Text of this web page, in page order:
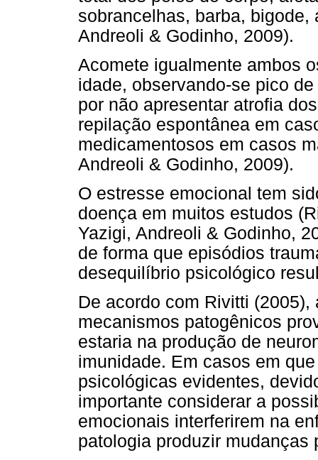
sobrancelhas, barba,
Andreoli & Godinho, 2009).
Acomete igualmente ambos
idade, observando-se pico
por não apresentar atrofia
repilação espontânea em
medicamentosos em casos
Andreoli & Godinho, 2009).
O estresse emocional tem
doença em muitos estudos
Yazigi, Andreoli & Godinho,
de forma que episódios
desequilíbrio psicológico
De acordo com Rivitti
mecanismos patogênicos
estaria na produção de
imunidade. Em casos em
psicológicas evidentes,
importante considerar a
emocionais interferirem na
patologia produzir